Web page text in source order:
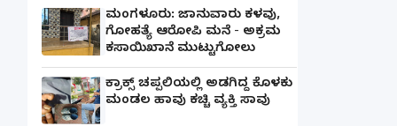
ಮಂಗಳೂರು: ಜಾನುವಾರು ಕಳವು,
ಗೋಹತ್ಯೆ ಆರೋಪಿ ಮನೆ - ಅಕ್ರಮ
ಕಸಾಯಿಖಾನೆ ಮುಟ್ಟುಗೋಲು
ಕ್ರಾಕ್ಸ್ ಚಪ್ಪಲಿಯಲ್ಲಿ ಅಡಗಿದ್ದ ಕೊಳಕು
ಮಂಡಲ ಹಾವು ಕಚ್ಚಿ ವ್ಯಕ್ತಿ ಸಾವು